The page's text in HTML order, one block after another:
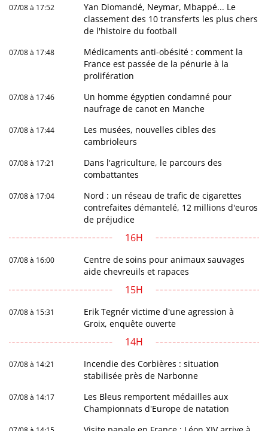
07/08 à 17:52
Yan Diomandé, Neymar, Mbappé... Le
classement des 10 transferts les plus chers
de l'histoire du football
07/08 à 17:48
Médicaments anti-obésité : comment la
France est passée de la pénurie à la
prolifération
07/08 à 17:46
Un homme égyptien condamné pour
naufrage de canot en Manche
07/08 à 17:44
Les musées, nouvelles cibles des
cambrioleurs
07/08 à 17:21
Dans l'agriculture, le parcours des
combattantes
07/08 à 17:04
Nord : un réseau de trafic de cigarettes
contrefaites démantelé, 12 millions d'euros
de préjudice
16H
07/08 à 16:00
Centre de soins pour animaux sauvages
aide chevreuils et rapaces
15H
07/08 à 15:31
Erik Tegnér victime d'une agression à
Groix, enquête ouverte
14H
07/08 à 14:21
Incendie des Corbières : situation
stabilisée près de Narbonne
07/08 à 14:17
Les Bleus remportent médailles aux
Championnats d'Europe de natation